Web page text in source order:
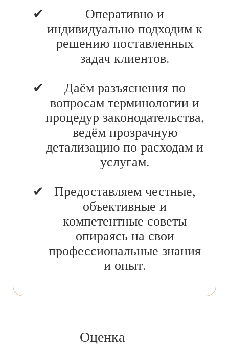
Оперативно и
индивидуально подходим к
решению поставленных
задач клиентов.
Даём разъяснения по
вопросам терминологии и
процедур законодательства,
ведём прозрачную
детализацию по расходам и
услугам.
Предоставляем честные,
объективные и
компетентные советы
опираясь на свои
профессиональные знания
и опыт.
Оценка